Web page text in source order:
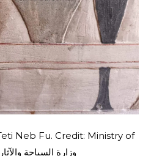
Neb Fu. Credit: Ministry of
Tourism and Antiquities وزارة السياحة والآثار